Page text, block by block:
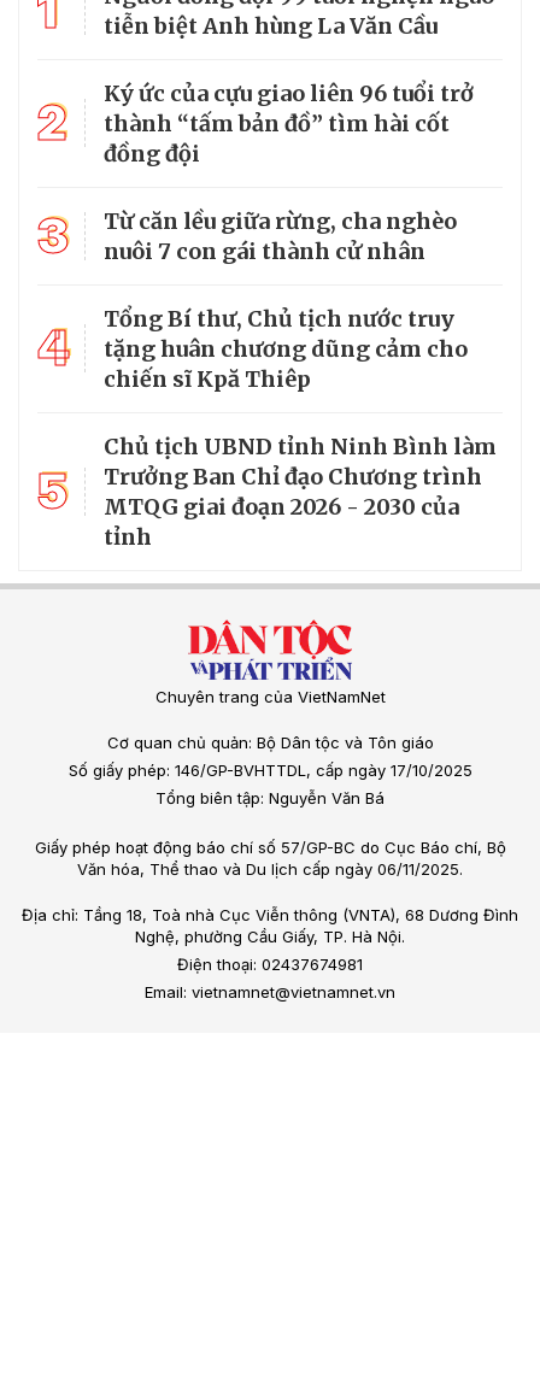
tiễn biệt Anh hùng La Văn Cầu
2
Ký ức của cựu giao liên 96 tuổi trở
thành “tấm bản đồ” tìm hài cốt
đồng đội
3
Từ căn lều giữa rừng, cha nghèo
nuôi 7 con gái thành cử nhân
4
Tổng Bí thư, Chủ tịch nước truy
tặng huân chương dũng cảm cho
chiến sĩ Kpă Thiêp
5
Chủ tịch UBND tỉnh Ninh Bình làm
Trưởng Ban Chỉ đạo Chương trình
MTQG giai đoạn 2026 - 2030 của
tỉnh
Chuyên trang của VietNamNet
Cơ quan chủ quản: Bộ Dân tộc và Tôn giáo
Số giấy phép: 146/GP-BVHTTDL, cấp ngày 17/10/2025
Tổng biên tập: Nguyễn Văn Bá
Giấy phép hoạt động báo chí số 57/GP-BC do Cục Báo chí, Bộ
Văn hóa, Thể thao và Du lịch cấp ngày 06/11/2025.
Địa chỉ: Tầng 18, Toà nhà Cục Viễn thông (VNTA), 68 Dương Đình
Nghệ, phường Cầu Giấy, TP. Hà Nội.
Điện thoại: 02437674981
Email: vietnamnet@vietnamnet.vn